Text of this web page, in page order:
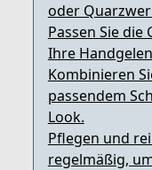
oder
Passen Sie
Ihre
Kombinieren
passendem
Look.
Pflegen und
regelmäßig,